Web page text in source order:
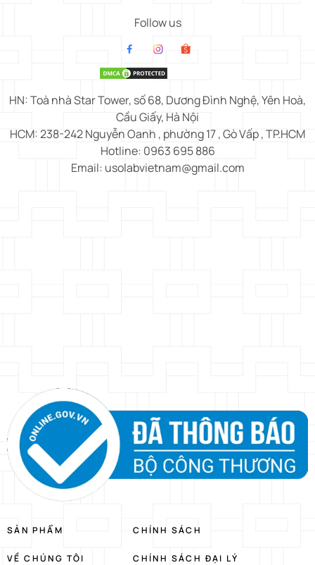
Follow us
HN: Toà nhà Star Tower, số 68, Dương Đình Nghệ, Yên Hoà,
Cầu Giấy, Hà Nội
HCM: 238-242 Nguyễn Oanh , phường 17 , Gò Vấp , TP.HCM
Hotline: 0963 695 886
Email: usolabvietnam@gmail.com
SẢN PHẨM
VỀ CHÚNG TÔI
CHÍNH SÁCH
CHÍNH SÁCH ĐẠI LÝ